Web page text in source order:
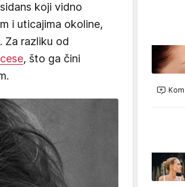
koji vidno
i uticajima okoline,
Za razliku od
, što ga čini